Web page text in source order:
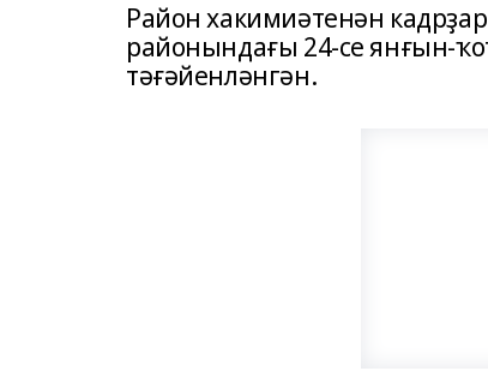
Район хакимиәтенән
районындағы 24-се янғын-
тәғәйенләнгән.